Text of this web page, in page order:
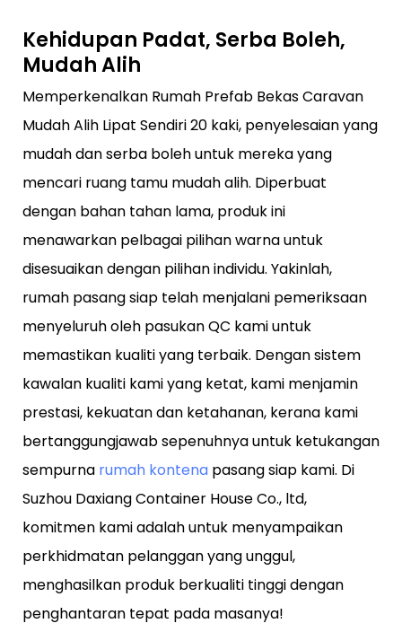
Kehidupan Padat, Serba Boleh,
Mudah Alih
Memperkenalkan Rumah Prefab Bekas Caravan
Mudah Alih Lipat Sendiri 20 kaki, penyelesaian yang
mudah dan serba boleh untuk mereka yang
mencari ruang tamu mudah alih. Diperbuat
dengan bahan tahan lama, produk ini
menawarkan pelbagai pilihan warna untuk
disesuaikan dengan pilihan individu. Yakinlah,
rumah pasang siap telah menjalani pemeriksaan
menyeluruh oleh pasukan QC kami untuk
memastikan kualiti yang terbaik. Dengan sistem
kawalan kualiti kami yang ketat, kami menjamin
prestasi, kekuatan dan ketahanan, kerana kami
bertanggungjawab sepenuhnya untuk ketukangan
sempurna rumah kontena pasang siap kami. Di
Suzhou Daxiang Container House Co., ltd,
komitmen kami adalah untuk menyampaikan
perkhidmatan pelanggan yang unggul,
menghasilkan produk berkualiti tinggi dengan
penghantaran tepat pada masanya!